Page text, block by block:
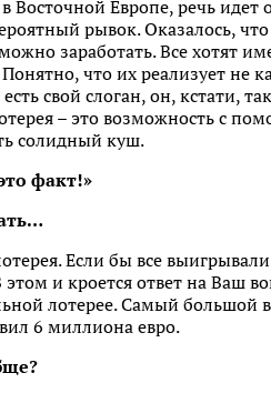
Европе, речь идет
рывок. Оказалось,
заработать. Все хотят
что их реализует не
свой слоган, он, кстати,
– это возможность с
солидный куш.
факт!»
Если бы все
и кроется ответ на Ваш
лотерее. Самый
6 миллиона евро.